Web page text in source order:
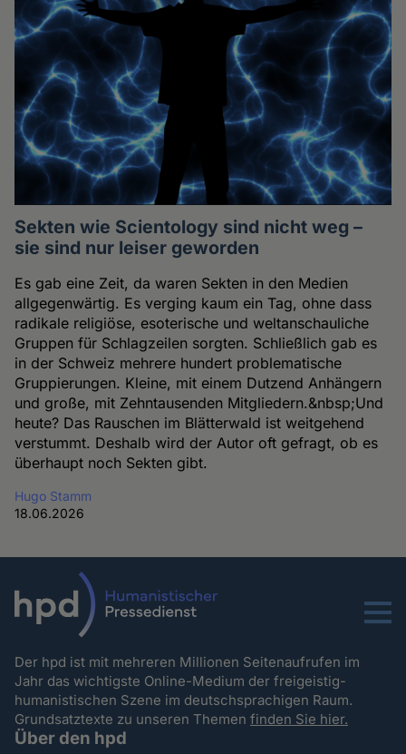
Sekten wie Scientology sind nicht weg –
sie sind nur leiser geworden
Es gab eine Zeit, da waren Sekten in den Medien
allgegenwärtig. Es verging kaum ein Tag, ohne dass
radikale religiöse, esoterische und weltanschauliche
Gruppen für Schlagzeilen sorgten. Schließlich gab es
in der Schweiz mehrere hundert problematische
Gruppierungen. Kleine, mit einem Dutzend Anhängern
und große, mit Zehntausenden Mitgliedern.&nbsp;Und
heute? Das Rauschen im Blätterwald ist weitgehend
verstummt. Deshalb wird der Autor oft gefragt, ob es
überhaupt noch Sekten gibt.
Hugo Stamm
18.06.2026
Menu
Der hpd ist mit mehreren Millionen Seitenaufrufen im
Jahr das wichtigste Online-Medium der freigeistig-
humanistischen Szene im deutschsprachigen Raum.
Grundsatztexte zu unseren Themenfinden Sie hier.
Über den hpd